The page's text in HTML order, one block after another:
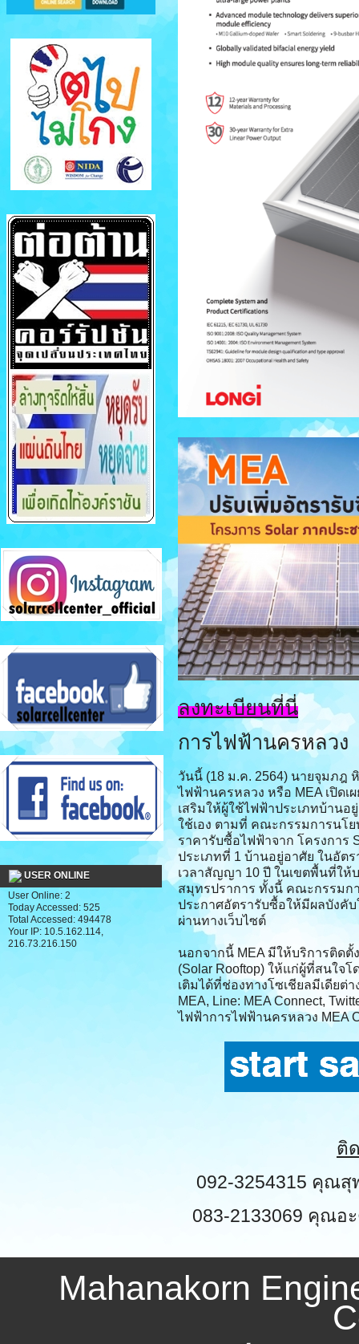
USER ONLINE
User Online: 2
Today Accessed: 525
Total Accessed: 494478
Your IP: 10.5.162.114,
216.73.216.150
ลงทะเบียนที่นี่
การไฟฟ้านครหล
วันนี้ (18 ม.ค. 2564) นายจุมภฎ
ไฟฟ้านครหลวง หรือ MEA เปิดเ
เสริมให้ผู้ใช้ไฟฟ้าประเภทบ้านอ
ใช้เอง ตามที่ คณะกรรมการนโ
ราคารับซื้อไฟฟ้าจาก โครงการ
ประเภทที่ 1 บ้านอยู่อาศัย ในอัต
เวลาสัญญา 10 ปี ในเขตพื้นที่ให้
สมุทรปราการ ทั้งนี้ คณะกรรมก
ประกาศอัตรารับซื้อให้มีผลบังคับ
ผ่านทางเว็บไซต์
นอกจากนี้ MEA มีให้บริการติด
(Solar Rooftop) ให้แก่ผู้ที่สนใจ
เติมได้ที่ช่องทางโซเชียลมีเดียต่
MEA, Line: MEA Connect,
ไฟฟ้าการไฟฟ้านครหลวง MEA
ติ
092-3254315 คุณสุ
083-2133069 คุณอ
Mahanakorn